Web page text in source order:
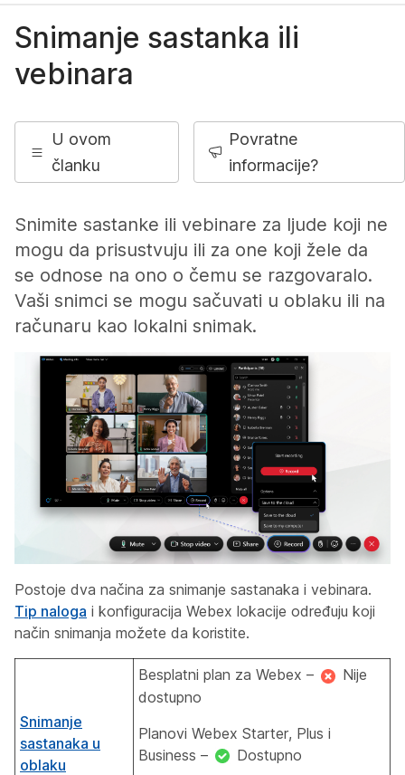
Snimanje sastanka ili
vebinara
U ovom
članku
Povratne
informacije?
Snimite sastanke ili vebinare za ljude koji ne
mogu da prisustvuju ili za one koji žele da
se odnose na ono o čemu se razgovaralo.
Vaši snimci se mogu sačuvati u oblaku ili na
računaru kao lokalni snimak.
Postoje dva načina za snimanje sastanaka i vebinara.
Tip naloga i konfiguracija Webex lokacije određuju koji
način snimanja možete da koristite.
Snimanje
sastanaka u
oblaku
Besplatni plan za Webex –
Nije
dostupno
Planovi Webex Starter, Plus i
Business –
Dostupno